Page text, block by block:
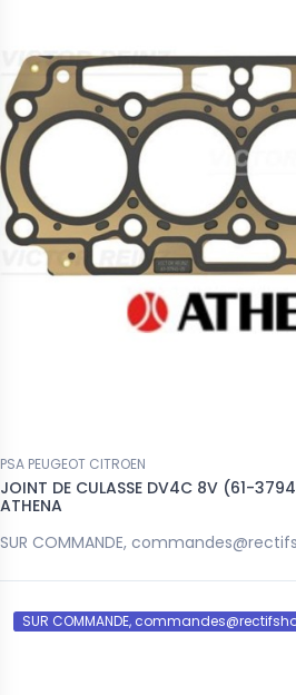
PSA PEUGEOT CITROEN
JOINT DE CULASSE DV4C 8V (61-
ATHENA
SUR COMMANDE,
SUR COMMANDE,